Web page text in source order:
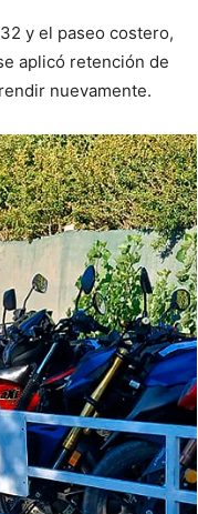
y el paseo costero,
aplicó retención de
nuevamente.